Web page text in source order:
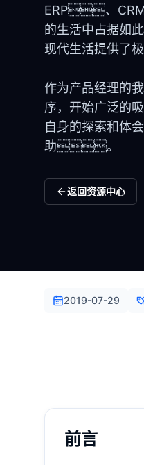
ERP、CRM
的生活中占据
现代生活提供了极
作为产品经理
序，开始广泛的
自身的探索和体
助。
返回资源中心
2019-07-29
前言